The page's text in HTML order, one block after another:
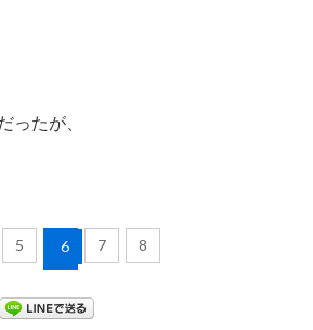
ったが、
5 6 7 8